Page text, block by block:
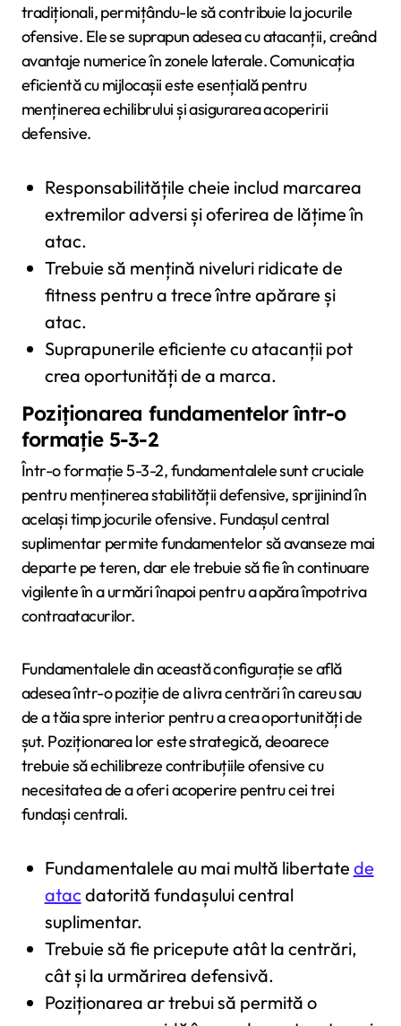
tradiționali, permițându-le să contribuie la jocurile
ofensive. Ele se suprapun adesea cu atacanții, creând
avantaje numerice în zonele laterale. Comunicația
eficientă cu mijlocașii este esențială pentru
menținerea echilibrului și asigurarea acoperirii
defensive.
Responsabilitățile cheie includ marcarea
extremilor adversi și oferirea de lățime în
atac.
Trebuie să mențină niveluri ridicate de
fitness pentru a trece între apărare și
atac.
Suprapunerile eficiente cu atacanții pot
crea oportunități de a marca.
Poziționarea fundamentelor într-o
formație 5-3-2
Într-o formație 5-3-2, fundamentalele sunt cruciale
pentru menținerea stabilității defensive, sprijinind în
același timp jocurile ofensive. Fundașul central
suplimentar permite fundamentelor să avanseze mai
departe pe teren, dar ele trebuie să fie în continuare
vigilente în a urmări înapoi pentru a apăra împotriva
contraatacurilor.
Fundamentalele din această configurație se află
adesea într-o poziție de a livra centrări în careu sau
de a tăia spre interior pentru a crea oportunități de
șut. Poziționarea lor este strategică, deoarece
trebuie să echilibreze contribuțiile ofensive cu
necesitatea de a oferi acoperire pentru cei trei
fundași centrali.
Fundamentalele au mai multă libertate de
atacdatorită fundașului central
suplimentar.
Trebuie să fie pricepute atât la centrări,
cât și la urmărirea defensivă.
Poziționarea ar trebui să permită o